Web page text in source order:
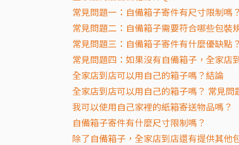
常見問題一：自備箱子寄件有尺寸限制嗎？
常見問題二：自備箱子需要符合哪些包裝
常見問題三：自備箱子寄件有什麼優缺點？
常見問題四：如果沒有自備箱子，全家店
全家店到店可以用自己的箱子嗎？結論
全家店到店可以用自己的箱子嗎？ 常見問
我可以使用自己家裡的紙箱寄送物品嗎？
自備箱子寄件有什麼尺寸限制嗎？
除了自備箱子，全家店到店還有提供其他